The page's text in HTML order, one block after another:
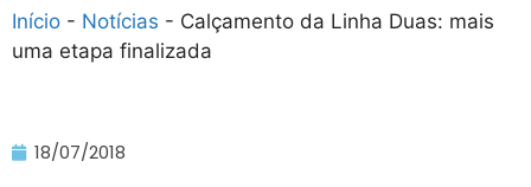
Início - Notícias - Calçamento da Linha Duas: mais
uma etapa finalizada
18/07/2018